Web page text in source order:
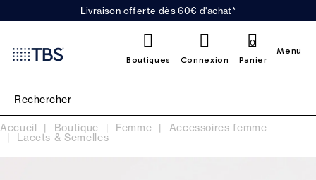
Livraison offerte dès 60€ d'achat*
Boutiques Connexion Panier
0
Menu
Accueil Boutique Femme Accessoires femme
Lacets & Semelles